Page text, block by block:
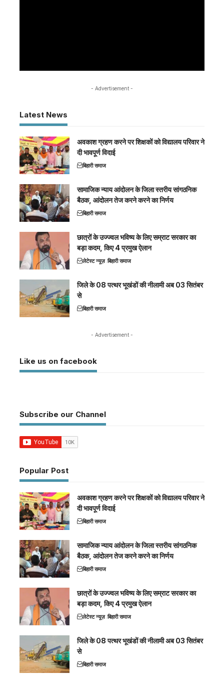
- Advertisement -
Latest News
अवकाश ग्रहण करने पर शिक्षकों को विद्यालय परिवार ने
दी भावपूर्ण विदाई
बिहारी समाज
सामाजिक न्याय आंदोलन के जिला स्तरीय सांगठनिक
बैठक, आंदोलन तेज करने करने का निर्णय
बिहारी समाज
छात्रों के उज्ज्वल भविष्य के लिए सम्राट सरकार का
बड़ा कदम, किए 4 प्रमुख ऐलान
लेटेस्ट न्यूज़ बिहारी समाज
जिले के 08 पत्थर भूखंडों की नीलामी अब 03 सितंबर
से
बिहारी समाज
- Advertisement -
Like us on facebook
Subscribe our Channel
Popular Post
अवकाश ग्रहण करने पर शिक्षकों को विद्यालय परिवार ने
दी भावपूर्ण विदाई
बिहारी समाज
सामाजिक न्याय आंदोलन के जिला स्तरीय सांगठनिक
बैठक, आंदोलन तेज करने करने का निर्णय
बिहारी समाज
छात्रों के उज्ज्वल भविष्य के लिए सम्राट सरकार का
बड़ा कदम, किए 4 प्रमुख ऐलान
लेटेस्ट न्यूज़ बिहारी समाज
जिले के 08 पत्थर भूखंडों की नीलामी अब 03 सितंबर
से
बिहारी समाज